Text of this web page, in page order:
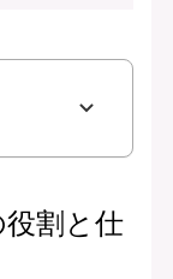
割と仕